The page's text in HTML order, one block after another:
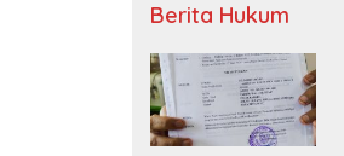
Berita Hukum